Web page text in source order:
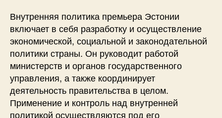
Внутренняя политика премьера Эстонии
включает в себя разработку и осуществление
экономической, социальной и законодательной
политики страны. Он руководит работой
министерств и органов государственного
управления, а также координирует
деятельность правительства в целом.
Применение и контроль над внутренней
политикой осуществляются под его